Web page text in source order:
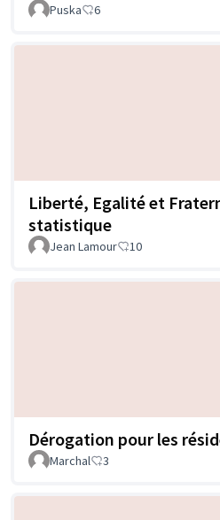
Puska 6
Liberté, Egalité et
statistique
Jean Lamour 10
Dérogation pour les
Marchal 3